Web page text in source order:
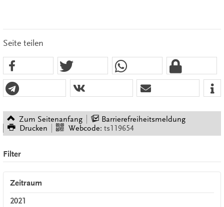
Seite teilen
Zum Seitenanfang
Barrierefreiheitsmeldung
Drucken
Webcode: ts119654
Filter
Zeitraum
2021